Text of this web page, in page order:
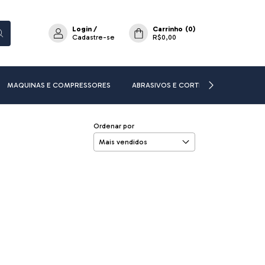
Login /
Cadastre-se
Carrinho (0)
R$0,00
MAQUINAS E COMPRESSORES ABRASIVOS E CORTE
Ordenar por